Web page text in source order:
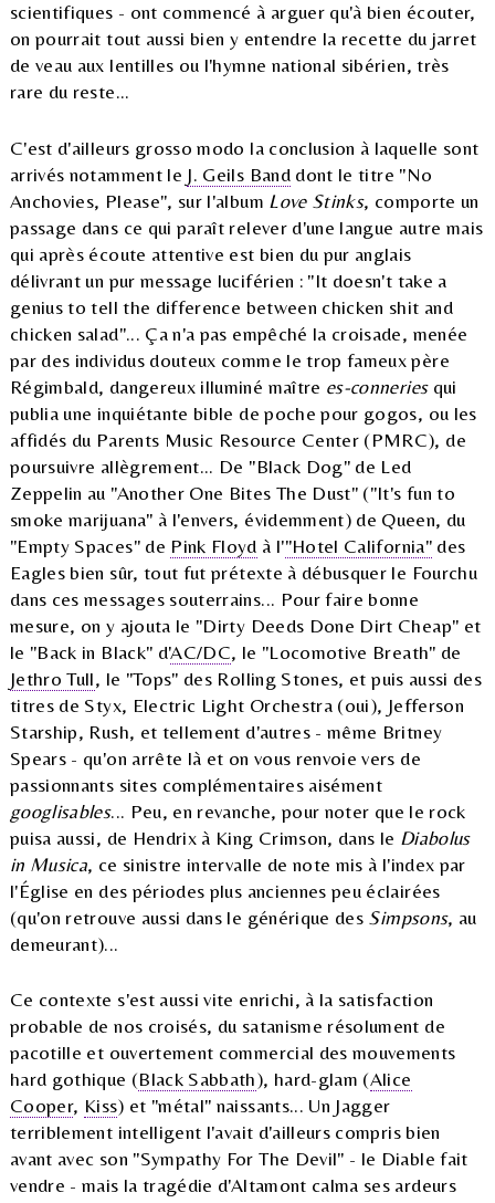
scientifiques - ont commencé à arguer qu'à bien écouter,
on pourrait tout aussi bien y entendre la recette du jarret
de veau aux lentilles ou l'hymne national sibérien, très
rare du reste...
C'est d'ailleurs grosso modo la conclusion à laquelle sont
arrivés notamment le J. Geils Banddont le titre "No
Anchovies, Please", sur l'album Love Stinks, comporte un
passage dans ce qui paraît relever d'une langue autre mais
qui après écoute attentive est bien du pur anglais
délivrant un pur message luciférien : "It doesn't take a
genius to tell the difference between chicken shit and
chicken salad"... Ça n'a pas empêché la croisade, menée
par des individus douteux comme le trop fameux père
Régimbald, dangereux illuminé maître es-conneriesqui
publia une inquiétante bible de poche pour gogos, ou les
affidés du Parents Music Resource Center (PMRC), de
poursuivre allègrement... De "Black Dog" de Led
Zeppelin au "Another One Bites The Dust" ("It's fun to
smoke marijuana" à l'envers, évidemment) de Queen, du
"Empty Spaces" de Pink Floyd à l'"Hotel California"des
Eagles bien sûr, tout fut prétexte à débusquer le Fourchu
dans ces messages souterrains... Pour faire bonne
mesure, on y ajouta le "Dirty Deeds Done Dirt Cheap" et
le "Back in Black" d'AC/DC, le "Locomotive Breath" de
Jethro Tull, le "Tops" des Rolling Stones, et puis aussi des
titres de Styx, Electric Light Orchestra (oui), Jefferson
Starship, Rush, et tellement d'autres - même Britney
Spears - qu'on arrête là et on vous renvoie vers de
passionnants sites complémentaires aisément
googlisables... Peu, en revanche, pour noter que le rock
puisa aussi, de Hendrix à King Crimson, dans le Diabolus
in Musica, ce sinistre intervalle de note mis à l'index par
l'Église en des périodes plus anciennes peu éclairées
(qu'on retrouve aussi dans le générique des Simpsons, au
demeurant)...
Ce contexte s'est aussi vite enrichi, à la satisfaction
probable de nos croisés, du satanisme résolument de
pacotille et ouvertement commercial des mouvements
hard gothique (Black Sabbath), hard-glam (Alice
Cooper, Kiss) et "métal" naissants... Un Jagger
terriblement intelligent l'avait d'ailleurs compris bien
avant avec son "Sympathy For The Devil" - le Diable fait
vendre - mais la tragédie d'Altamont calma ses ardeurs